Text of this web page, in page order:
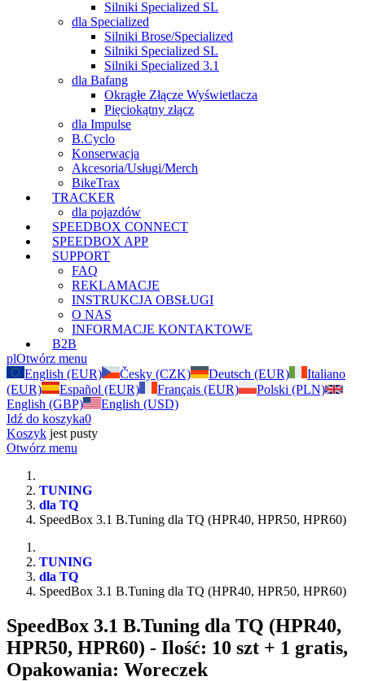
Silniki Specialized SL
dla Specialized
Silniki Brose/Specialized
Silniki Specialized SL
Silniki Specialized 3.1
dla Bafang
Okrągłe Złącze Wyświetlacza
Pięciokątny złącz
dla Impulse
B.Cyclo
Konserwacja
Akcesoria/Usługi/Merch
BikeTrax
TRACKER
dla pojazdów
SPEEDBOX CONNECT
SPEEDBOX APP
SUPPORT
FAQ
REKLAMACJE
INSTRUKCJA OBSŁUGI
O NAS
INFORMACJE KONTAKTOWE
B2B
plOtwórz menu
English (EUR)
Česky (CZK) Deutsch (EUR)
Italiano
(EUR)
Español (EUR) Français (EUR)
Polski (PLN)
English (GBP)
English (USD)
Idź do koszyka0
Koszyk jest pusty
Otwórz menu
TUNING
dla TQ
SpeedBox 3.1 B.Tuning dla TQ (HPR40, HPR50, HPR60)
TUNING
dla TQ
SpeedBox 3.1 B.Tuning dla TQ (HPR40, HPR50, HPR60)
SpeedBox 3.1 B.Tuning dla TQ (HPR40,
HPR50, HPR60) - Ilość: 10 szt + 1 gratis,
Opakowania: Woreczek